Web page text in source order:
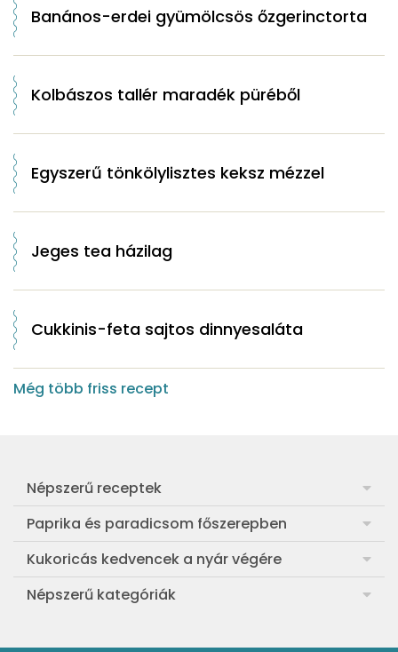
Banános-erdei gyümölcsös őzgerinctorta
Kolbászos tallér maradék püréből
Egyszerű tönkölylisztes keksz mézzel
Jeges tea házilag
Cukkinis-feta sajtos dinnyesaláta
Még több friss recept
Népszerű receptek
Frankfurti leves
Egyszerű muffin
Aranygaluska
Egyszerű krumplifőzelék
Paprika és paradicsom főszerepben
Pan con Tomate
Paradicsom és paprika eltevése télre
Kukoricás kedvencek a nyár végére
Legfinomabb főtt kukorica
Népszerű kategóriák